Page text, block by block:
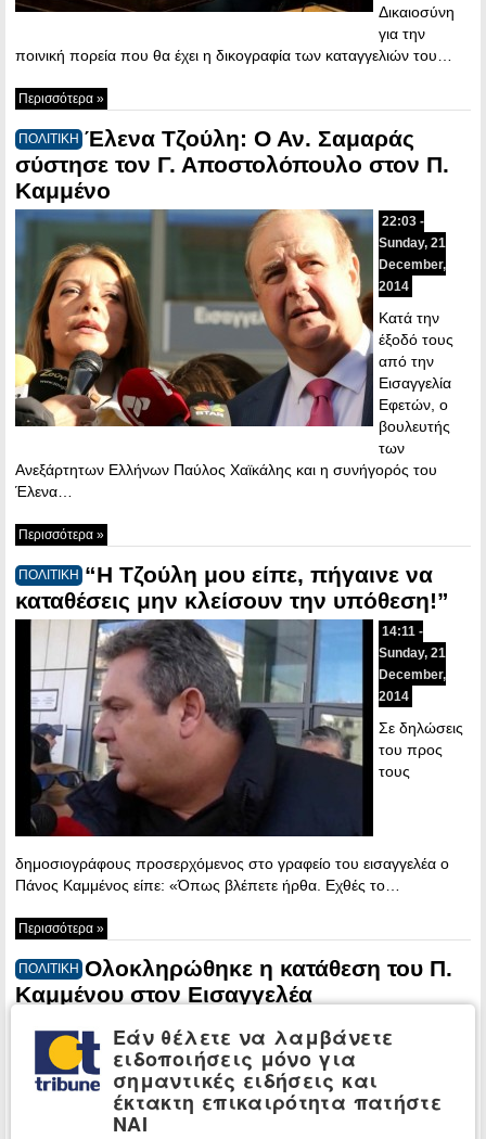
Δικαιοσύνη
για την
ποινική πορεία που θα έχει η δικογραφία των καταγγελιών του…
Περισσότερα »
ΠΟΛΙΤΙΚΗ Έλενα Τζούλη: Ο Αν. Σαμαράς
σύστησε τον Γ. Αποστολόπουλο στον Π.
Καμμένο
22:03 -
Sunday, 21
December,
2014
Κατά την
έξοδό τους
από την
Εισαγγελία
Εφετών, ο
βουλευτής
των
Ανεξάρτητων Ελλήνων Παύλος Χαϊκάλης και η συνήγορός του
Έλενα…
Περισσότερα »
ΠΟΛΙΤΙΚΗ “Η Τζούλη μου είπε, πήγαινε να
καταθέσεις μην κλείσουν την υπόθεση!”
14:11 -
Sunday, 21
December,
2014
Σε δηλώσεις
του προς
τους
δημοσιογράφους προσερχόμενος στο γραφείο του εισαγγελέα ο
Πάνος Καμμένος είπε: «Όπως βλέπετε ήρθα. Εχθές το…
Περισσότερα »
ΠΟΛΙΤΙΚΗ Ολοκληρώθηκε η κατάθεση του Π.
Καμμένου στον Εισαγγελέα
Sunday, 21
Εάν θέλετε να λαμβάνετε
ειδοποιήσεις μόνο για
σημαντικές ειδήσεις και
έκτακτη επικαιρότητα πατήστε
ΝΑΙ